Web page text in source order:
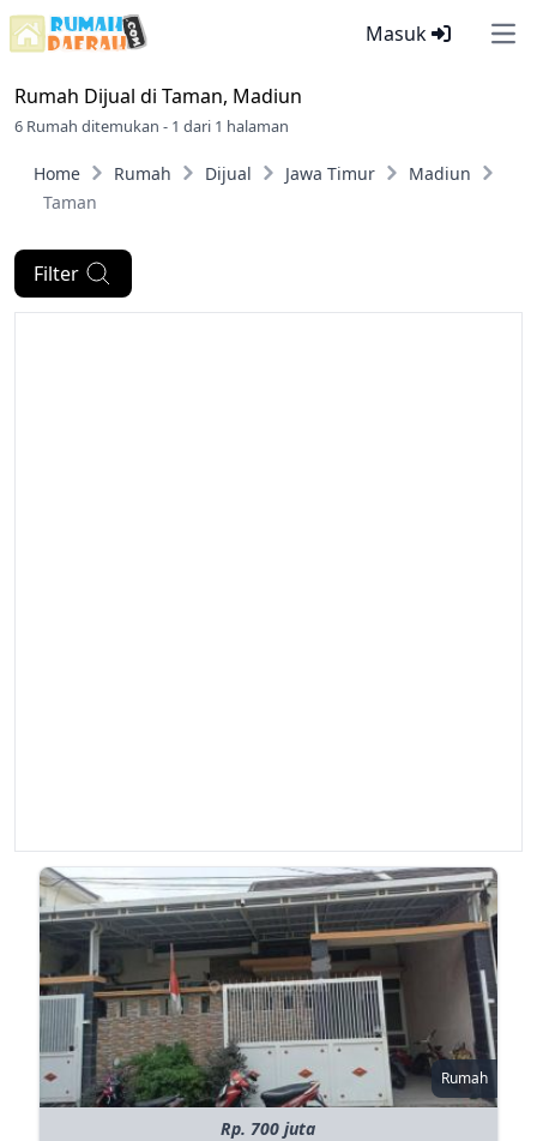
Masuk
Rumah Dijual di Taman, Madiun
6 Rumah ditemukan - 1 dari 1 halaman
Home Rumah Dijual Jawa Timur
Madiun
Taman
Filter
Rumah
Rp. 700 juta